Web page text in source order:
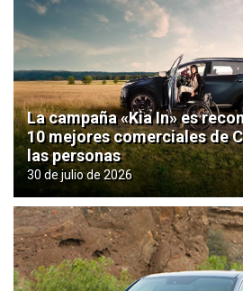
La campaña «Kia In» es
10 mejores comerciales de
las personas
30 de julio de 2026